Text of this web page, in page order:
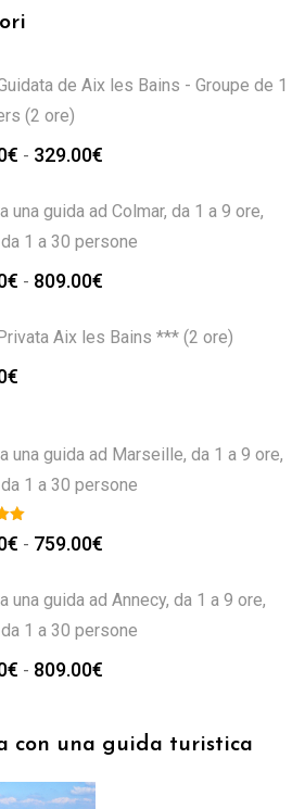
de Aix les Bains - Groupe de 1
(2 ore)
€ - 329.00€
una guida ad Colmar, da 1 a 9 ore,
1 a 30 persone
€ - 809.00€
Aix les Bains *** (2 ore)
€
una guida ad Marseille, da 1 a 9 ore,
1 a 30 persone
€ - 759.00€
una guida ad Annecy, da 1 a 9 ore,
1 a 30 persone
€ - 809.00€
con una guida turistica